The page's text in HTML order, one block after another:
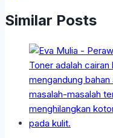
Similar Posts